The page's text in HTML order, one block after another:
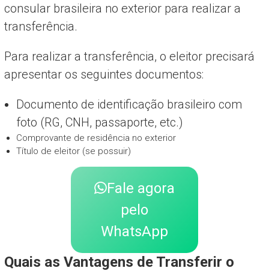
consular brasileira no exterior para realizar a
transferência.
Para realizar a transferência, o eleitor precisará
apresentar os seguintes documentos:
Documento de identificação brasileiro com
foto (RG, CNH, passaporte, etc.)
Comprovante de residência no exterior
Título de eleitor (se possuir)
Fale agora
pelo
WhatsApp
Quais as Vantagens de Transferir o